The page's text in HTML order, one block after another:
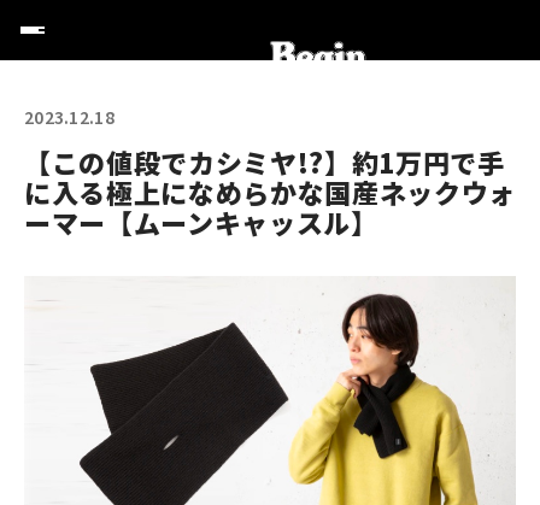
2023.12.18
【この値段でカシミヤ!?】約1万円で手
に入る極上になめらかな国産ネックウォ
ーマー【ムーンキャッスル】